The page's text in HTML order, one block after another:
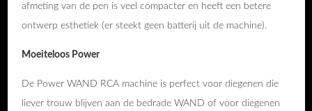
afmeting van de pen is veel compacter en heeft een betere
ontwerp esthetiek (er steekt geen batterij uit de machine).
Moeiteloos Power
De Power WAND RCA machine is perfect voor diegenen die
liever trouw blijven aan de bedrade WAND of voor diegenen